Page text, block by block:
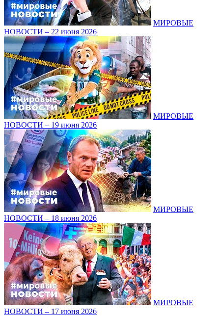
МИРОВЫЕ
НОВОСТИ – 22 июня 2026
МИРОВЫЕ
НОВОСТИ – 19 июня 2026
МИРОВЫЕ
НОВОСТИ – 18 июня 2026
МИРОВЫЕ
НОВОСТИ – 17 июня 2026